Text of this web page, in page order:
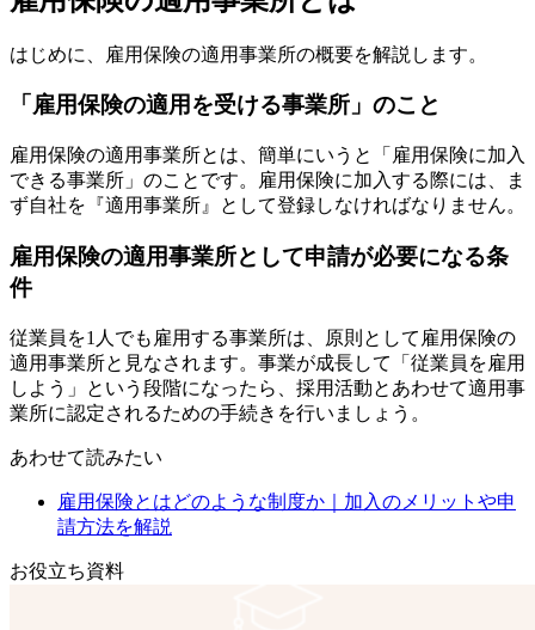
はじめに、雇用保険の適用事業所の概要を解説します。
「雇用保険の適用を受ける事業所」のこと
雇用保険の適用事業所とは、簡単にいうと「雇用保険に加入
できる事業所」のことです。雇用保険に加入する際には、ま
ず自社を『適用事業所』として登録しなければなりません。
雇用保険の適用事業所として申請が必要になる条
件
従業員を1人でも雇用する事業所は、原則として雇用保険の
適用事業所と見なされます。事業が成長して「従業員を雇用
しよう」という段階になったら、採用活動とあわせて適用事
業所に認定されるための手続きを行いましょう。
あわせて読みたい
雇用保険とはどのような制度か｜加入のメリットや申
請方法を解説
お役立ち資料